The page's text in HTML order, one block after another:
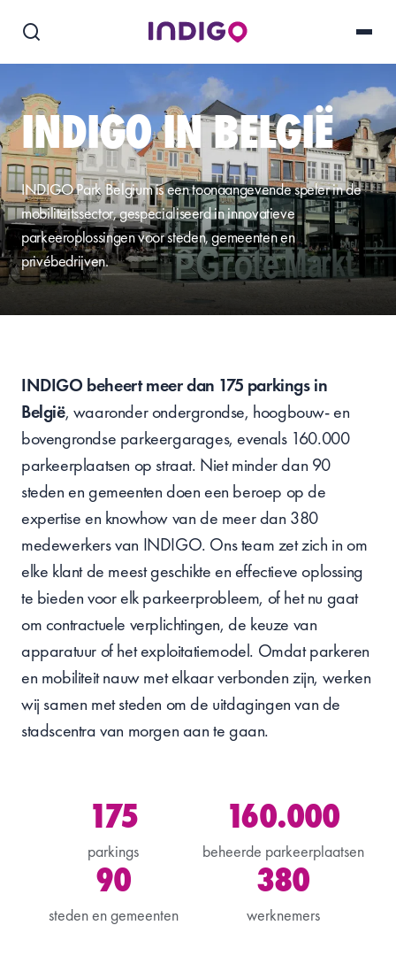
INDIGO IN BELGIË
INDIGO Park Belgium is een toonaangevende speler in de
mobiliteitssector, gespecialiseerd in innovatieve
parkeeroplossingen voor steden, gemeenten en
privébedrijven.
INDIGO beheert meer dan 175 parkings in
België, waaronder ondergrondse, hoogbouw- en
bovengrondse parkeergarages, evenals 160.000
parkeerplaatsen op straat. Niet minder dan 90
steden en gemeenten doen een beroep op de
expertise en knowhow van de meer dan 380
medewerkers van INDIGO. Ons team zet zich in om
elke klant de meest geschikte en effectieve oplossing
te bieden voor elk parkeerprobleem, of het nu gaat
om contractuele verplichtingen, de keuze van
apparatuur of het exploitatiemodel. Omdat parkeren
en mobiliteit nauw met elkaar verbonden zijn, werken
wij samen met steden om de uitdagingen van de
stadscentra van morgen aan te gaan.
175
parkings
160.000
beheerde parkeerplaatsen
90
steden en gemeenten
380
werknemers